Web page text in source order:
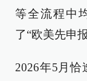
等全流程中
了“欧美先申
2026年5月恰